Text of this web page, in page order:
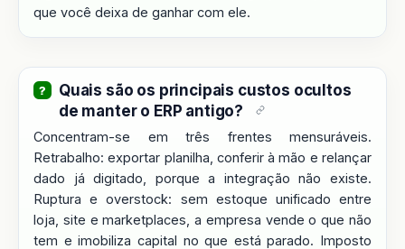
que você deixa de ganhar com ele.
Quais são os principais custos ocultos
de manter o ERP antigo?
Concentram-se em três frentes mensuráveis.
Retrabalho: exportar planilha, conferir à mão e relançar
dado já digitado, porque a integração não existe.
Ruptura e overstock: sem estoque unificado entre
loja, site e marketplaces, a empresa vende o que não
tem e imobiliza capital no que está parado. Imposto